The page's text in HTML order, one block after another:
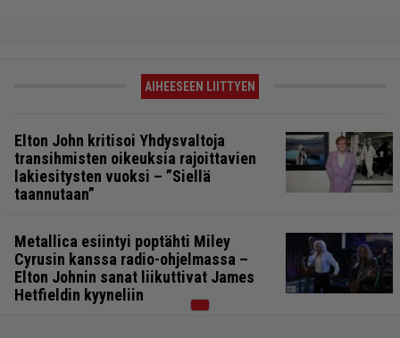
AIHEESEEN LIITTYEN
Elton John kritisoi Yhdysvaltoja
transihmisten oikeuksia rajoittavien
lakiesitysten vuoksi – ”Siellä
taannutaan”
Metallica esiintyi poptähti Miley
Cyrusin kanssa radio-ohjelmassa –
Elton Johnin sanat liikuttivat James
Hetfieldin kyyneliin